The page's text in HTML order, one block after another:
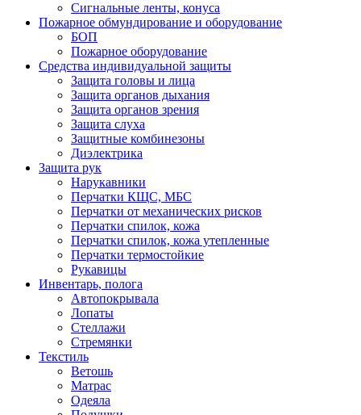
Сигнальные ленты, конуса
Пожарное обмундирование и оборудование
БОП
Пожарное оборудование
Средства индивидуальной защиты
Защита головы и лица
Защита органов дыхания
Защита органов зрения
Защита слуха
Защитные комбинезоны
Диэлектрика
Защита рук
Нарукавники
Перчатки КЩС, МБС
Перчатки от механических рисков
Перчатки спилок, кожа
Перчатки спилок, кожа утепленные
Перчатки термостойкие
Рукавицы
Инвентарь, полога
Автопокрывала
Лопаты
Стеллажи
Стремянки
Текстиль
Ветошь
Матрас
Одеяла